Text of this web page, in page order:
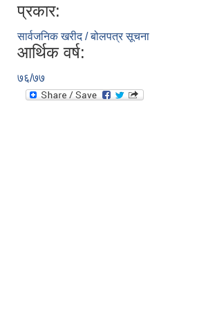
प्रकार:
सार्वजनिक खरीद / बोलपत्र सूचना
आर्थिक वर्ष:
७६/७७